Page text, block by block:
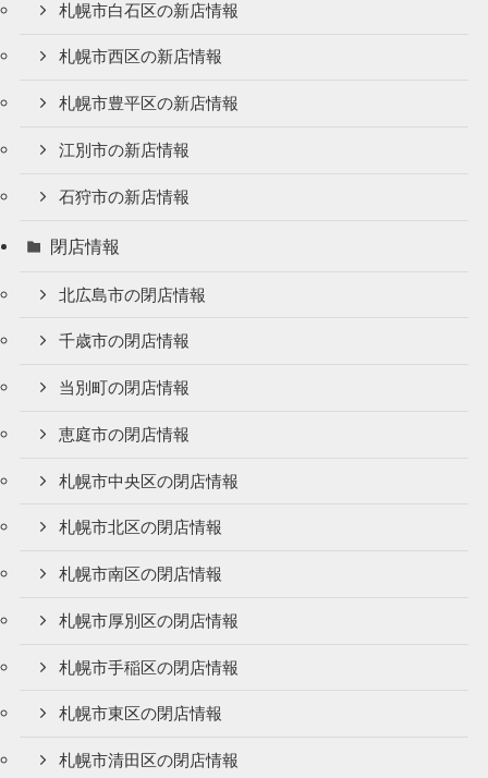
札幌市白石区の新店情報
札幌市西区の新店情報
札幌市豊平区の新店情報
江別市の新店情報
石狩市の新店情報
閉店情報
北広島市の閉店情報
千歳市の閉店情報
当別町の閉店情報
恵庭市の閉店情報
札幌市中央区の閉店情報
札幌市北区の閉店情報
札幌市南区の閉店情報
札幌市厚別区の閉店情報
札幌市手稲区の閉店情報
札幌市東区の閉店情報
札幌市清田区の閉店情報